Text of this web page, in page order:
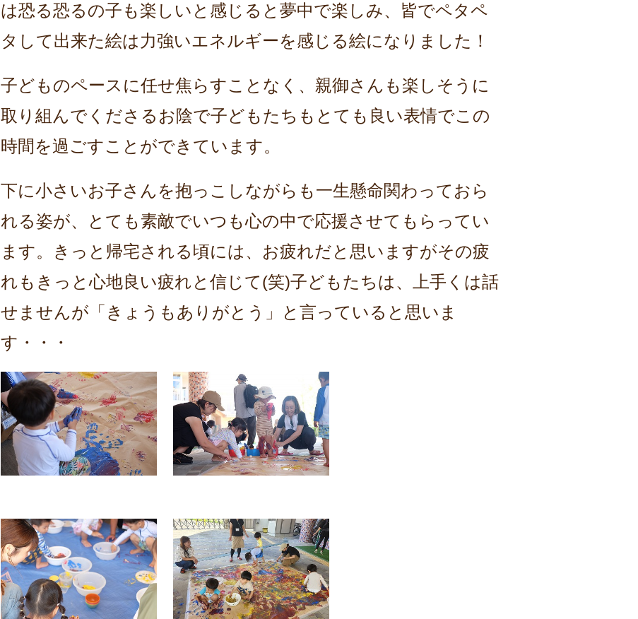
は恐る恐るの子も楽しいと感じると夢中で楽しみ、皆でペタペ
タして出来た絵は力強いエネルギーを感じる絵になりました！
子どものペースに任せ焦らすことなく、親御さんも楽しそうに
取り組んでくださるお陰で子どもたちもとても良い表情でこの
時間を過ごすことができています。
下に小さいお子さんを抱っこしながらも一生懸命関わっておら
れる姿が、とても素敵でいつも心の中で応援させてもらってい
ます。きっと帰宅される頃には、お疲れだと思いますがその疲
れもきっと心地良い疲れと信じて(笑)子どもたちは、上手くは話
せませんが「きょうもありがとう」と 言っていると思いま
す・・・